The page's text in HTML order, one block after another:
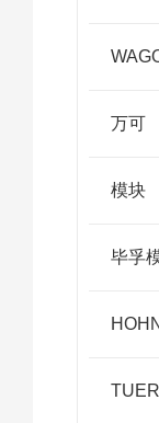
万可
模块
毕孚